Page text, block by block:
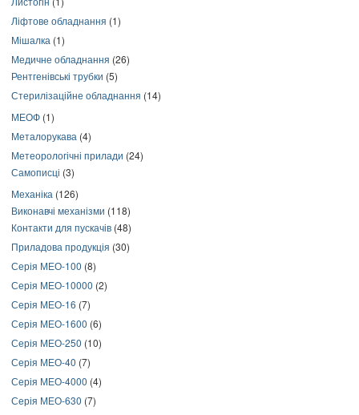
Ліфтове обладнання (1)
Мішалка (1)
Медичне обладнання (26)
Рентгенівські трубки (5)
Стерилізаційне обладнання (14)
МЕОФ (1)
Металорукава (4)
Метеорологічні прилади (24)
Самописці (3)
Механіка (126)
Виконавчі механізми (118)
Контакти для пускачів (48)
Приладова продукція (30)
Серія МЕО-100 (8)
Серія МЕО-10000 (2)
Серія МЕО-16 (7)
Серія МЕО-1600 (6)
Серія МЕО-250 (10)
Серія МЕО-40 (7)
Серія МЕО-4000 (4)
Серія МЕО-630 (7)